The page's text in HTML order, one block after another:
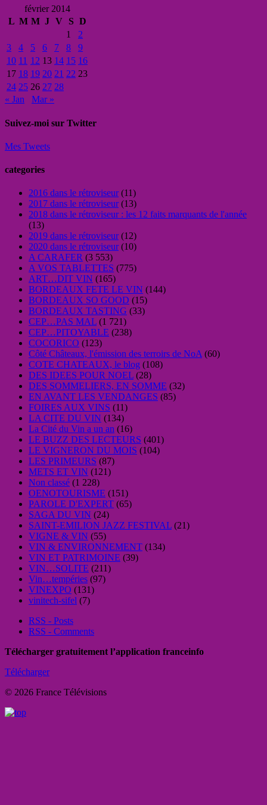
février 2014
L M M J V S D
1
2
3
4 5 6 7 8
9
10 11 12 13 14 15 16
17 18 19 20 21 22 23
24 25 26 27 28
« Jan
Mar »
Suivez-moi sur Twitter
Mes Tweets
categories
2016 dans le rétroviseur(11)
2017 dans le rétroviseur(13)
2018 dans le rétroviseur : les 12 faits marquants de l'année
(13)
2019 dans le rétroviseur(12)
2020 dans le rétroviseur(10)
A CARAFER (3 553)
A VOS TABLETTES (775)
ART…DIT VIN (165)
BORDEAUX FETE LE VIN (144)
BORDEAUX SO GOOD (15)
BORDEAUX TASTING (33)
CEP…PAS MAL (1 721)
CEP…PITOYABLE (238)
COCORICO (123)
Côté Châteaux, l'émission des terroirs de NoA (60)
COTE CHATEAUX, le blog (108)
DES IDEES POUR NOEL (28)
DES SOMMELIERS, EN SOMME (32)
EN AVANT LES VENDANGES (85)
FOIRES AUX VINS (11)
LA CITE DU VIN (134)
La Cité du Vin a un an (16)
LE BUZZ DES LECTEURS (401)
LE VIGNERON DU MOIS (104)
LES PRIMEURS (87)
METS ET VIN (121)
Non classé (1 228)
OENOTOURISME (151)
PAROLE D'EXPERT (65)
SAGA DU VIN (24)
SAINT-EMILION JAZZ FESTIVAL (21)
VIGNE & VIN (55)
VIN & ENVIRONNEMENT (134)
VIN ET PATRIMOINE (39)
VIN…SOLITE (211)
Vin…tempéries (97)
VINEXPO (131)
vinitech-sifel (7)
RSS - Posts
RSS - Comments
Télécharger gratuitement l’application franceinfo
Télécharger
© 2026 France Télévisions